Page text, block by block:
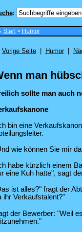
:
Start > Humor
Vorige Seite Humor
man
sollte man auch
bin eine
wie können Sie mir
habe kürzlich einem
eine Kuh hatte", sagt
ist alles?" fragt der
ihr Verkaufstalent?"
der Bewerber: "Weil